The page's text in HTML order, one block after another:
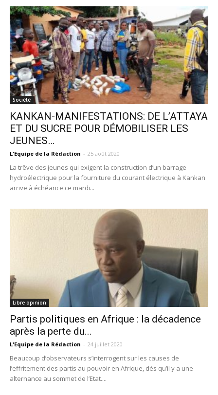
Société
KANKAN-MANIFESTATIONS: DE L’ATTAYA
ET DU SUCRE POUR DÉMOBILISER LES
JEUNES…
L'Equipe de la Rédaction - 25 août 2020
La trêve des jeunes qui exigent la construction d’un barrage
hydroélectrique pour la fourniture du courant électrique à Kankan
arrive à échéance ce mardi...
Libre opinion
Partis politiques en Afrique : la décadence
après la perte du...
L'Equipe de la Rédaction - 24 juillet 2020
Beaucoup d’observateurs s’interrogent sur les causes de
l’effritement des partis au pouvoir en Afrique, dès qu’il y a une
alternance au sommet de l’Etat....